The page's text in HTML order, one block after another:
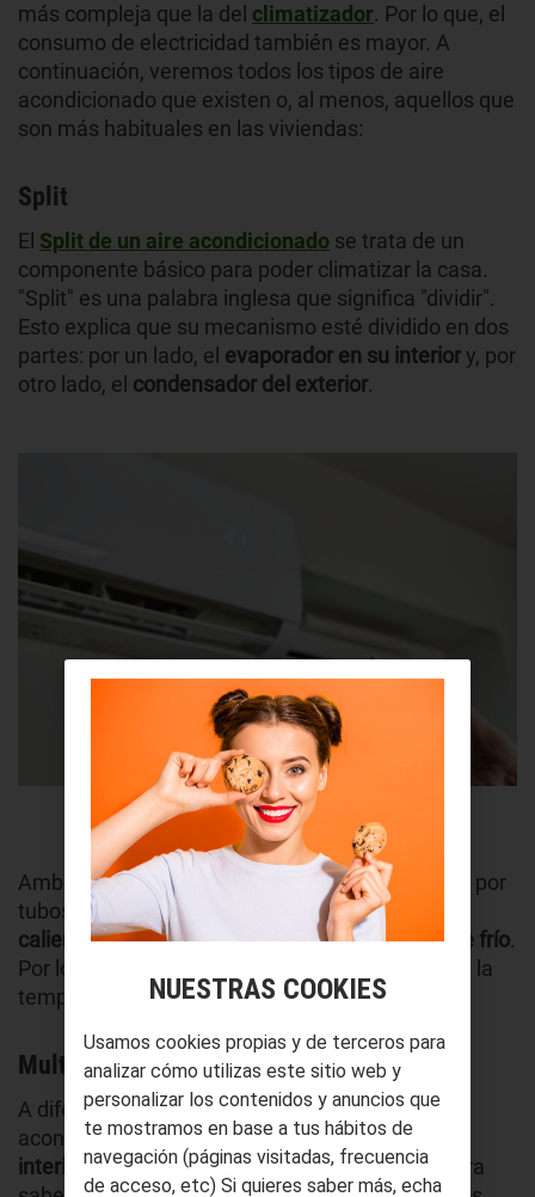
más compleja que la del climatizador. Por lo que, el
consumo de electricidad también es mayor. A
continuación, veremos todos los tipos de aire
acondicionado que existen o, al menos, aquellos que
son más habituales en las viviendas:
Split
El Split de un aire acondicionado se trata de un
componente básico para poder climatizar la casa.
"Split" es una palabra inglesa que significa "dividir".
Esto explica que su mecanismo esté dividido en dos
partes: por un lado, el evaporador en su interiory, por
otro lado, el condensador del exterior.
Imagen de Lazy_Bear. Licencia de iStock.
Ambos mecanismos se encuentran conectados por
tubos, facilitando que el aparatoabsorba el aire
caliente que hay en el ambiente y se genere aire frío.
Por lo tanto, esto permitirá que tu hogar alcance la
temperatura ideal.
Multisplit
A diferencia del split, elmultisplit es un aire
acondicionado de pared con más de una unidad
interior y una sola unidad exterior. De hecho, para
NUESTRAS COOKIES
Usamos cookies propias y de terceros para
analizar cómo utilizas este sitio web y
personalizar los contenidos y anuncios que
te mostramos en base a tus hábitos de
navegación (páginas visitadas, frecuencia
de acceso, etc) Si quieres saber más, echa